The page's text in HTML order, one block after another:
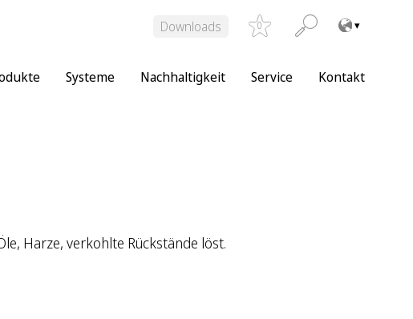
Downloads 0
Systeme Nachhaltigkeit Service Kontakt
Harze, verkohlte Rückstände löst.